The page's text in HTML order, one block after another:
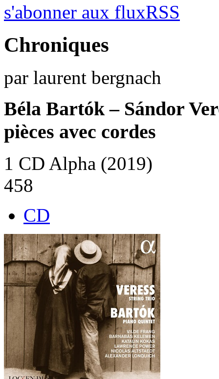
s'abonner aux fluxRSS
Chroniques
par laurent bergnach
Béla Bartók – Sándor
pièces avec cordes
1 CD Alpha (2019)
458
CD